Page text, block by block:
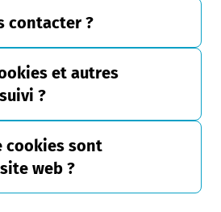
contacter ?
et autres
?
cookies sont
web ?